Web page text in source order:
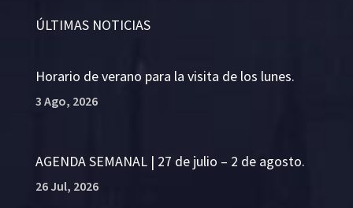
ÚLTIMAS NOTICIAS
Horario de verano para la visita de los lunes.
3 Ago, 2026
AGENDA SEMANAL | 27 de julio – 2 de agosto.
26 Jul, 2026